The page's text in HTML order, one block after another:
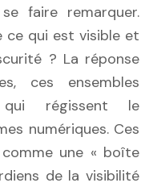
faire remarquer.
ce qui est visible et
? La réponse
ces ensembles
qui régissent le
numériques. Ces
une « boîte
de la visibilité